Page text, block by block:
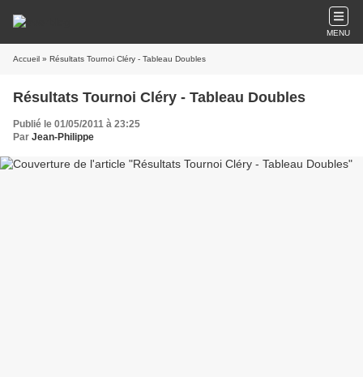
MENU
Accueil » Résultats Tournoi Cléry - Tableau Doubles
Résultats Tournoi Cléry - Tableau Doubles
Publié le 01/05/2011 à 23:25
Par Jean-Philippe